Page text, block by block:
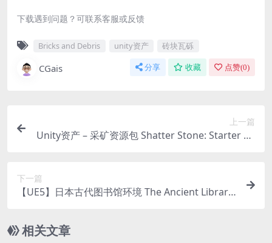
下载遇到问题？可联系客服或反馈
Bricks and Debris unity资产 砖块瓦砾
CGais 分享 收藏 点赞(0)
上一篇
Unity资产 – 采矿资源包 Shatter Stone: Starter Pa
下一篇
【UE5】日本古代图书馆环境 The Ancient Library
brary )
相关文章